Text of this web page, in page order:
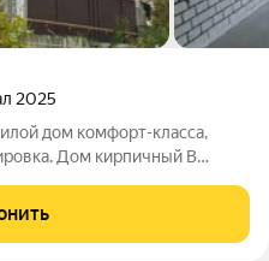
2025
Дом кирпичный В
Квартира оборудована